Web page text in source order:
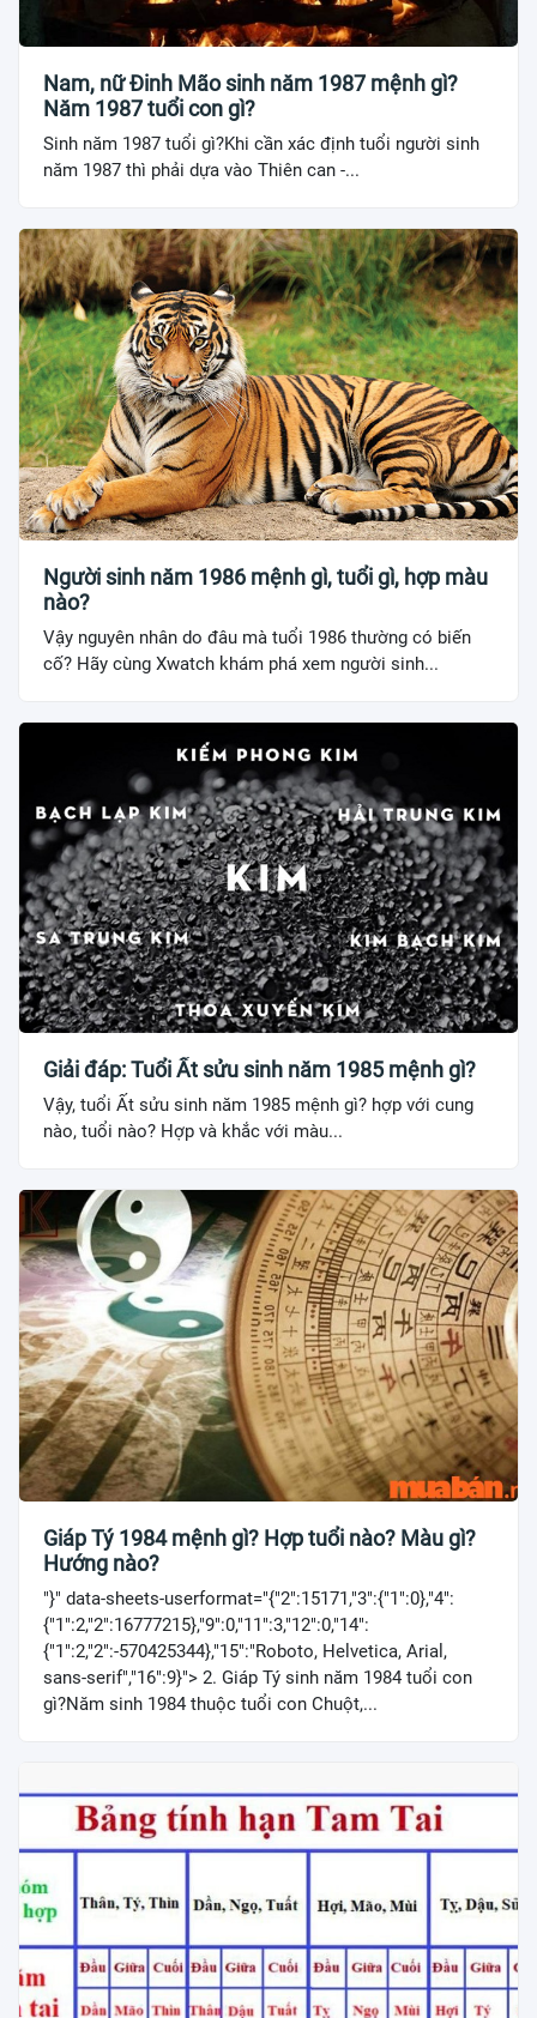
Nam, nữ Đinh Mão sinh năm 1987 mệnh gì?
Năm 1987 tuổi con gì?
Sinh năm 1987 tuổi gì?Khi cần xác định tuổi người sinh
năm 1987 thì phải dựa vào Thiên can -...
Người sinh năm 1986 mệnh gì, tuổi gì, hợp màu
nào?
Vậy nguyên nhân do đâu mà tuổi 1986 thường có biến
cố? Hãy cùng Xwatch khám phá xem người sinh...
Giải đáp: Tuổi Ất sửu sinh năm 1985 mệnh gì?
Vậy, tuổi Ất sửu sinh năm 1985 mệnh gì? hợp với cung
nào, tuổi nào? Hợp và khắc với màu...
Giáp Tý 1984 mệnh gì? Hợp tuổi nào? Màu gì?
Hướng nào?
"}" data-sheets-userformat="{"2":15171,"3":{"1":0},"4":
{"1":2,"2":16777215},"9":0,"11":3,"12":0,"14":
{"1":2,"2":-570425344},"15":"Roboto, Helvetica, Arial,
sans-serif","16":9}"> 2. Giáp Tý sinh năm 1984 tuổi con
gì?Năm sinh 1984 thuộc tuổi con Chuột,...